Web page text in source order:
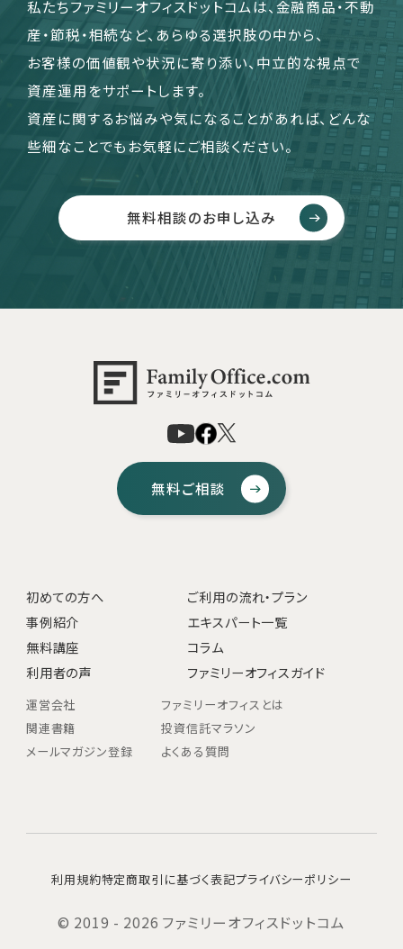
私たちファミリーオフィスドットコムは、金融商品・不動
産・節税・相続など、あらゆる選択肢の中から、
お客様の価値観や状況に寄り添い、中立的な視点で
資産運用をサポートします。
資産に関するお悩みや気になることがあれば、どんな
些細なことでもお気軽にご相談ください。
無料相談のお申し込み
無料ご相談
初めての方へ
ご利用の流れ・プラン
事例紹介
エキスパート一覧
無料講座
コラム
利用者の声
ファミリーオフィスガイド
運営会社
ファミリーオフィスとは
関連書籍
投資信託マラソン
メールマガジン登録
よくある質問
利用規約特定商取引に基づく表記プライバシーポリシー
© 2019 - 2026 ファミリーオフィスドットコム